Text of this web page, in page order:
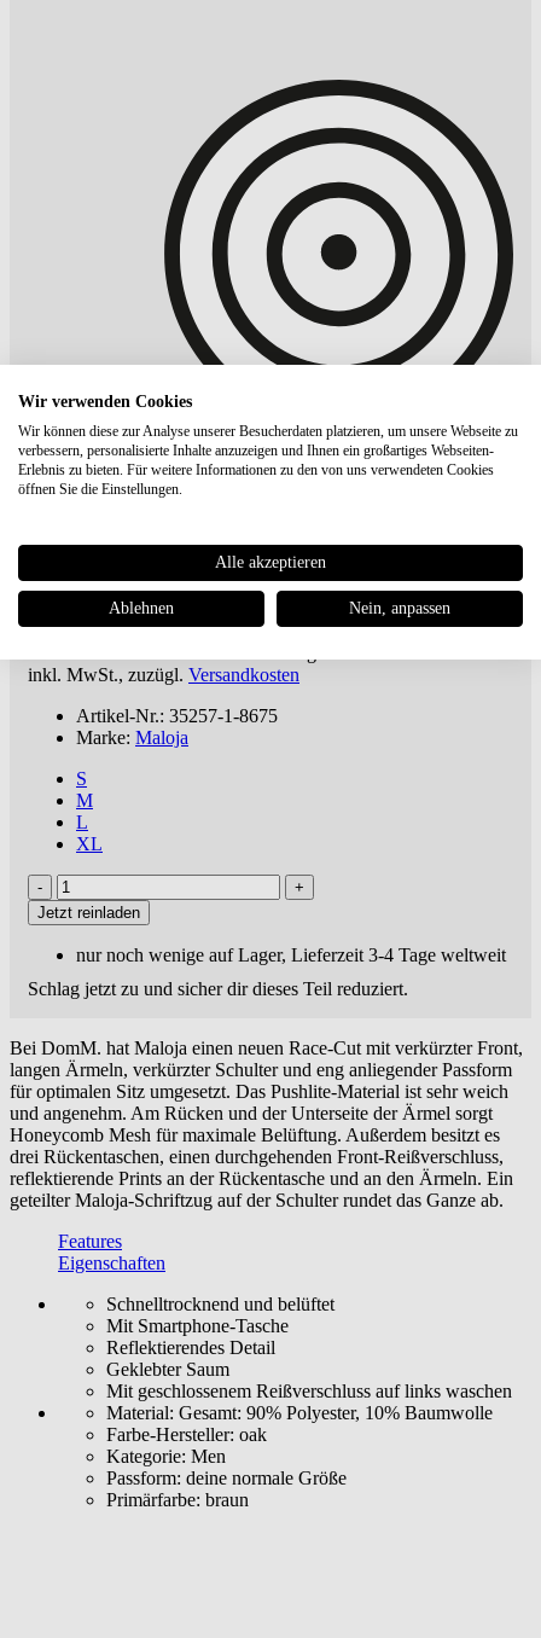
DomM. Race-Trikot "Oak"
€ 125,00 UVP **
Du sparst 30%
inkl. MwSt., zuzügl. Versandkosten
Artikel-Nr.: 35257-1-8675
Marke: Maloja
S
M
L
XL
Jetzt reinladen
nur noch wenige auf Lager, Lieferzeit 3-4 Tage weltweit
Schlag jetzt zu und sicher dir dieses Teil reduziert.
Bei DomM. hat Maloja einen neuen Race-Cut mit verkürzter Front,
langen Ärmeln, verkürzter Schulter und eng anliegender Passform
für optimalen Sitz umgesetzt. Das Pushlite-Material ist sehr weich
und angenehm. Am Rücken und der Unterseite der Ärmel sorgt
Honeycomb Mesh für maximale Belüftung. Außerdem besitzt es
drei Rückentaschen, einen durchgehenden Front-Reißverschluss,
reflektierende Prints an der Rückentasche und an den Ärmeln. Ein
geteilter Maloja-Schriftzug auf der Schulter rundet das Ganze ab.
Features
Eigenschaften
Schnelltrocknend und belüftet
Mit Smartphone-Tasche
Reflektierendes Detail
Geklebter Saum
Mit geschlossenem Reißverschluss auf links waschen
Material: Gesamt: 90% Polyester, 10% Baumwolle
Farbe-Hersteller: oak
Kategorie: Men
Passform: deine normale Größe
Primärfarbe: braun
Wir verwenden Cookies
Wir können diese zur Analyse unserer Besucherdaten platzieren, um unsere Webseite zu
verbessern, personalisierte Inhalte anzuzeigen und Ihnen ein großartiges Webseiten-
Erlebnis zu bieten. Für weitere Informationen zu den von uns verwendeten Cookies
öffnen Sie die Einstellungen.
Alle akzeptieren
Ablehnen Nein, anpassen